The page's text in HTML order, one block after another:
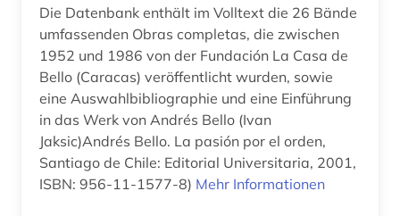
galicisch (1)
galicisch-portugiesisch (2)
galloromanisch (1)
galloromanistik (62)
garcía márquez (1)
Die Datenbank enthält im Volltext die 26 Bände
umfassenden Obras completas, die zwischen
1952 und 1986 von der Fundación La Casa de
Bello (Caracas) veröffentlicht wurden, sowie
eine Auswahlbibliographie und eine Einführung
in das Werk von Andrés Bello (Ivan
Jaksic)Andrés Bello. La pasión por el orden,
Santiago de Chile: Editorial Universitaria, 2001,
ISBN: 956-11-1577-8) Mehr Informationen